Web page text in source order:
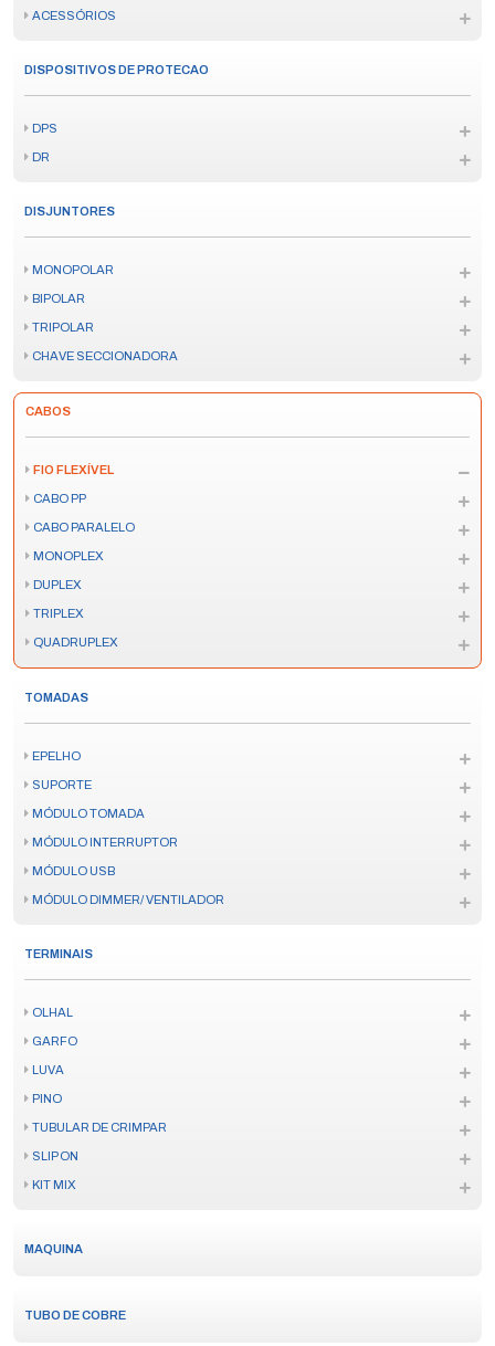
ACESSÓRIOS
DISPOSITIVOS DE PROTECAO
DPS
DR
DISJUNTORES
MONOPOLAR
BIPOLAR
TRIPOLAR
CHAVE SECCIONADORA
CABOS
FIO FLEXÍVEL
CABO PP
CABO PARALELO
MONOPLEX
DUPLEX
TRIPLEX
QUADRUPLEX
TOMADAS
EPELHO
SUPORTE
MÓDULO TOMADA
MÓDULO INTERRUPTOR
MÓDULO USB
MÓDULO DIMMER/ VENTILADOR
TERMINAIS
OLHAL
GARFO
LUVA
PINO
TUBULAR DE CRIMPAR
SLIP ON
KIT MIX
MAQUINA
TUBO DE COBRE